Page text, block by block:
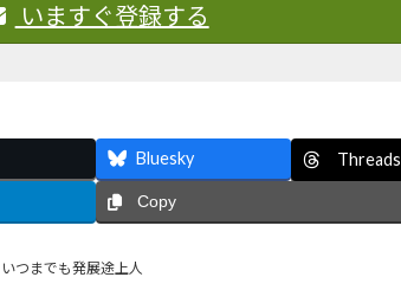
いますぐ登録する
Bluesky Threads
Copy
つまでも発展途上人